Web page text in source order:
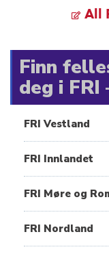
All
Finn
deg i FRI
FRI Vestland
FRI Innlandet
FRI Møre og
FRI Nordland